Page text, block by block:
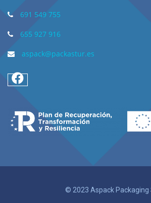
691 549 755
655 927 916
aspack@packastur.es
© 2023 Aspack Packaging